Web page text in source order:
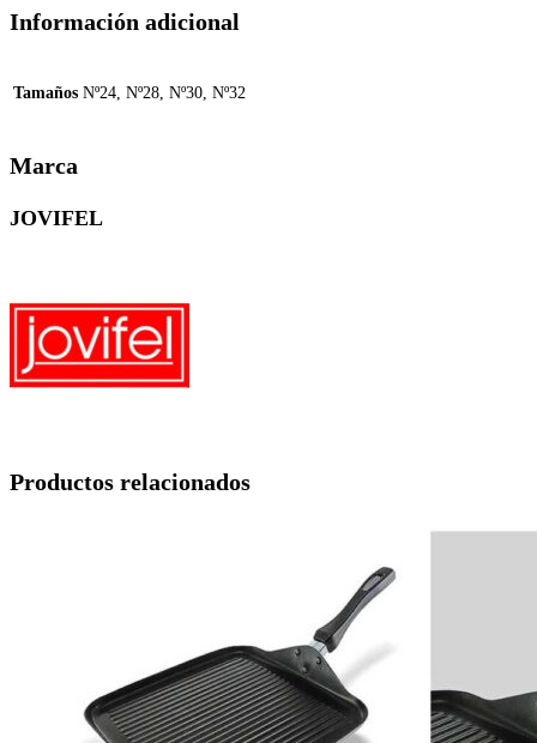
Información adicional
Tamaños Nº24, Nº28, Nº30, Nº32
Marca
JOVIFEL
Productos relacionados